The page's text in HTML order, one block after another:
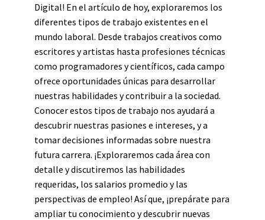
Digital! En el artículo de hoy, exploraremos los
diferentes tipos de trabajo existentes en el
mundo laboral. Desde trabajos creativos como
escritores y artistas hasta profesiones técnicas
como programadores y científicos, cada campo
ofrece oportunidades únicas para desarrollar
nuestras habilidades y contribuir a la sociedad.
Conocer estos tipos de trabajo nos ayudará a
descubrir nuestras pasiones e intereses, y a
tomar decisiones informadas sobre nuestra
futura carrera. ¡Exploraremos cada área con
detalle y discutiremos las habilidades
requeridas, los salarios promedio y las
perspectivas de empleo! Así que, ¡prepárate para
ampliar tu conocimiento y descubrir nuevas